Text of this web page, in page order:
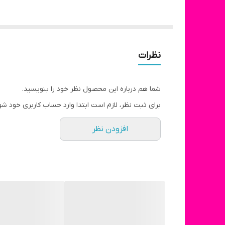
نظرات
شما هم درباره این محصول نظر خود را بنویسید.
برای ثبت نظر، لازم است ابتدا وارد حساب کاربری خود
افزودن نظر